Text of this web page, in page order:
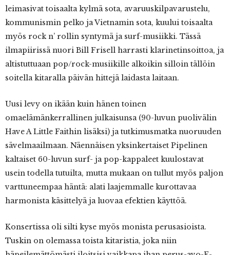
leimasivat toisaalta kylmä sota, avaruuskilpavarustelu,
kommunismin pelko ja Vietnamin sota, kuului toisaalta
myös rock n’ rollin syntymä ja surf-musiikki. Tässä
ilmapiirissä nuori Bill Frisell harrasti klarinetinsoittoa, ja
altistuttuaan pop/rock-musiikille alkoikin silloin tällöin
soitella kitaralla päivän hittejä laidasta laitaan.
Uusi levy on ikään kuin hänen toinen
omaelämänkerrallinen julkaisunsa (90-luvun puolivälin
Have A Little Faithin lisäksi) ja tutkimusmatka nuoruuden
sävelmaailmaan. Näennäisen yksinkertaiset Pipelinen
kaltaiset 60-luvun surf- ja pop-kappaleet kuulostavat
usein todella tutuilta, mutta mukaan on tullut myös paljon
varttuneempaa häntä: alati laajemmalle kurottavaa
harmonista käsittelyä ja luovaa efektien käyttöä.
Konsertissa oli silti kyse myös monista perusasioista.
Tuskin on olemassa toista kitaristia, joka niin